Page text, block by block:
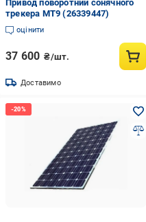
Привод поворотний сонячного
трекера MT9 (26339447)
оцінити
37 600 ₴/шт.
Доставимо